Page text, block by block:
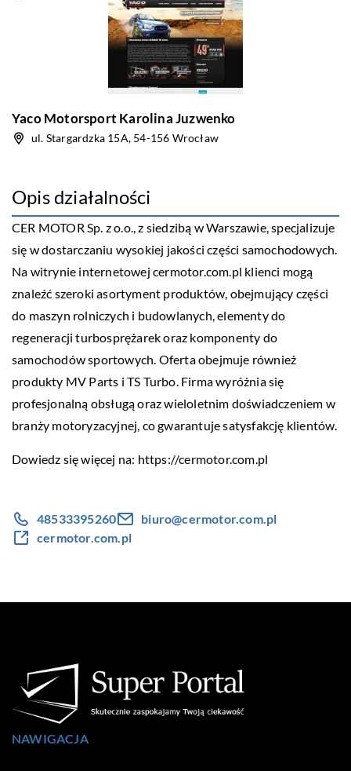
Yaco Motorsport Karolina Juzwenko
ul. Stargardzka 15A, 54-156 Wrocław
Opis działalności
CER MOTOR Sp. z o.o., z siedzibą w Warszawie, specjalizuje
się w dostarczaniu wysokiej jakości części samochodowych.
Na witrynie internetowej cermotor.com.pl klienci mogą
znaleźć szeroki asortyment produktów, obejmujący części
do maszyn rolniczych i budowlanych, elementy do
regeneracji turbosprężarek oraz komponenty do
samochodów sportowych. Oferta obejmuje również
produkty MV Parts i TS Turbo. Firma wyróżnia się
profesjonalną obsługą oraz wieloletnim doświadczeniem w
branży motoryzacyjnej, co gwarantuje satysfakcję klientów.
Dowiedz się więcej na: https://cermotor.com.pl
48533395260
biuro@cermotor.com.pl
cermotor.com.pl
NAWIGACJA